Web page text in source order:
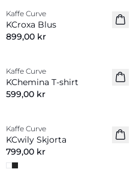
Nyhet
Kaffe Curve
KCroxa Blus
899,00 kr
Nyhet
Kaffe Curve
KChemina T-shirt
599,00 kr
Nyhet
Kaffe Curve
KCwily Skjorta
799,00 kr